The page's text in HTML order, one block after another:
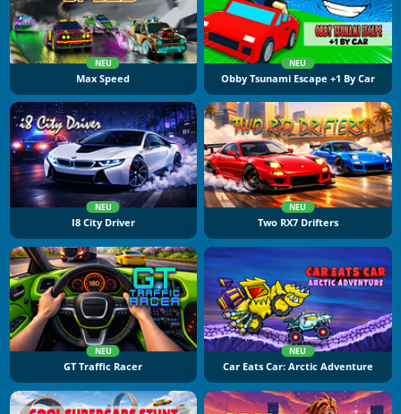
NEU
Max Speed
NEU
Obby Tsunami Escape +1 By Car
NEU
I8 City Driver
NEU
Two RX7 Drifters
NEU
GT Traffic Racer
NEU
Car Eats Car: Arctic Adventure